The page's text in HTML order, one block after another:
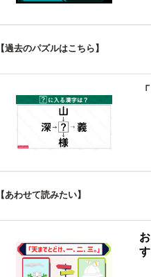
【過去のパズルはこちら】
【あわせて読みたい】